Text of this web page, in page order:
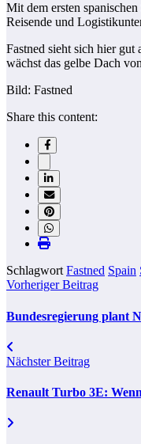
Mit dem ersten
Reisende und
Fastned sieht sich hier
wächst das gelbe Dach
Bild: Fastned
Share this content:
Schlagwort Fastned Spain
Vorheriger Beitrag
Bundesregierung plant
Nächster Beitrag
Renault Turbo 3E: